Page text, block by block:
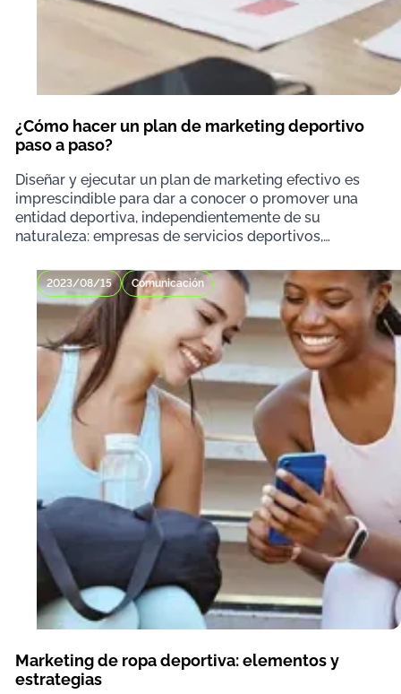
¿Cómo hacer un plan de marketing deportivo
paso a paso?
Diseñar y ejecutar un plan de marketing efectivo es
imprescindible para dar a conocer o promover una
entidad deportiva, independientemente de su
naturaleza: empresas de servicios deportivos,
2023/08/15 Comunicación
Marketing de ropa deportiva: elementos y
estrategias